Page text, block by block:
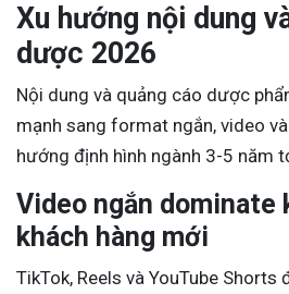
Xu hướng nội dung
dược 2026
Nội dung và quảng cáo dược
mạnh sang format ngắn, video
hướng định hình ngành 3-5 năm
Video ngắn dominate
khách hàng mới
TikTok, Reels và YouTube Shorts